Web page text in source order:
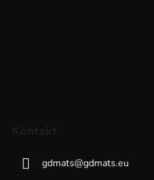
gdmats@gdmats.eu